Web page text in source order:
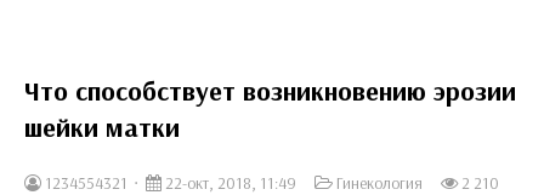
Что способствует возникновению эрозии
шейки матки
1234554321 22-окт, 2018, 11:49 Гинекология
2 210